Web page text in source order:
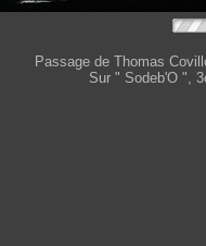
Passage de Thomas
Sur " Sodeb'O ",